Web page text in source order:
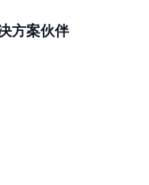
方案伙伴